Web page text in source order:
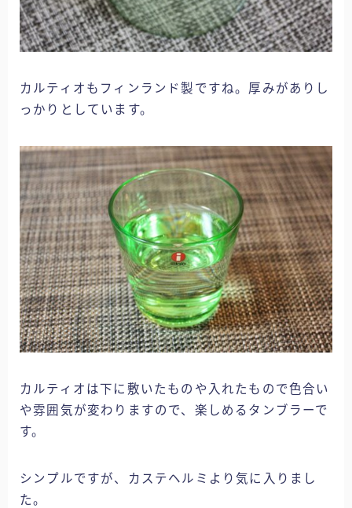
カルティオもフィンランド製ですね。厚みがありし
っかりとしています。
カルティオは下に敷いたものや入れたもので色合い
や雰囲気が変わりますので、楽しめるタンブラーで
す。
シンプルですが、カステヘルミより気に入りまし
た。